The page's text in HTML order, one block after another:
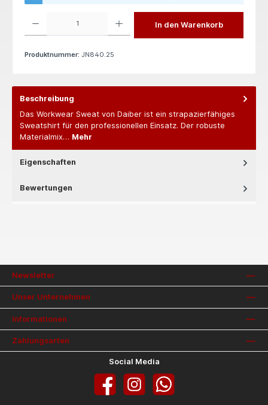
In den Warenkorb
Produktnummer: JN840.25
Beschreibung
Das Workwear Sweat von Daiber ist ein strapazierfähiges
Sweatshirt für den professionellen Einsatz. Der robuste
Materialmix… Mehr
Eigenschaften
Bewertungen
Newsletter
Unser Unternehmen
Informationen
Zahlungsarten
Social Media
Facebook InstagramWhatsApp